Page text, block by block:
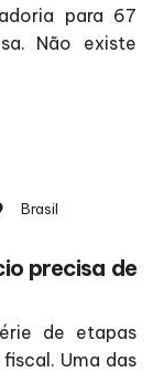
para 67
Não existe
Brasil
precisa de
de etapas
Uma das